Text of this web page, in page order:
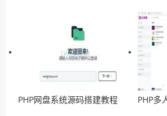
PHP网盘系统源码搭建教程 PHP多